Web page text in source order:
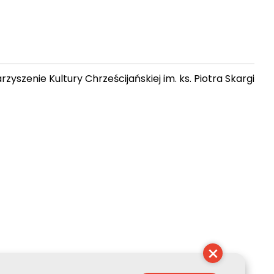
Kultury Chrześcijańskiej im. ks. Piotra Skargi
×